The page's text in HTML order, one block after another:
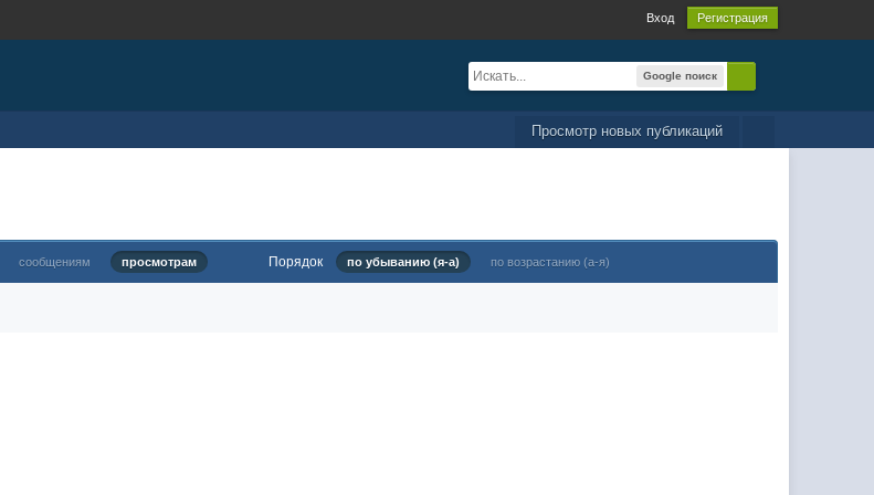
Вход Регистрация
Google поиск
Просмотр новых публикаций
сообщениям просмотрам Порядок по убыванию (я-а) по возрастанию (а-я)